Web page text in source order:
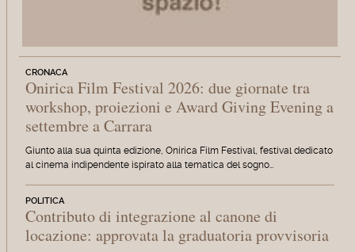
CRONACA
Onirica Film Festival 2026: due giornate tra
workshop, proiezioni e Award Giving Evening a
settembre a Carrara
Giunto alla sua quinta edizione, Onirica Film Festival, festival dedicato
al cinema indipendente ispirato alla tematica del sogno…
POLITICA
Contributo di integrazione al canone di
locazione: approvata la graduatoria provvisoria